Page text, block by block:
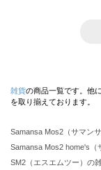
雑貨の商品一覧です。他
を取り揃えております。
Samansa Mos2（サマン
Samansa Mos2 home's（
SM2（エスエムツー）の